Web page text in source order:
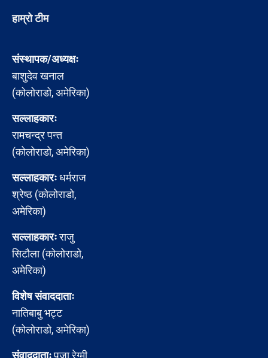
हाम्रो टीम
संस्थापक/अध्यक्षः
बाशुदेव खनाल
(कोलोराडो, अमेरिका)
सल्लाहकारः
रामचन्द्र पन्त
(कोलोराडो, अमेरिका)
सल्लाहकारःधर्मराज
श्रेष्ठ (कोलोराडो,
अमेरिका)
सल्लाहकारःराजु
सिटौला (कोलोराडो,
अमेरिका)
विशेष संवाददाताः
नातिबाबु भट्ट
(कोलोराडो, अमेरिका)